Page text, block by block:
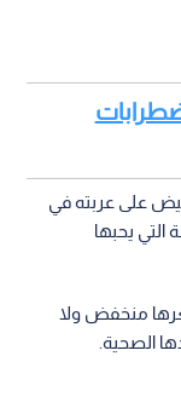
على عربته في
يحبها
منخفض ولا
الصحية.